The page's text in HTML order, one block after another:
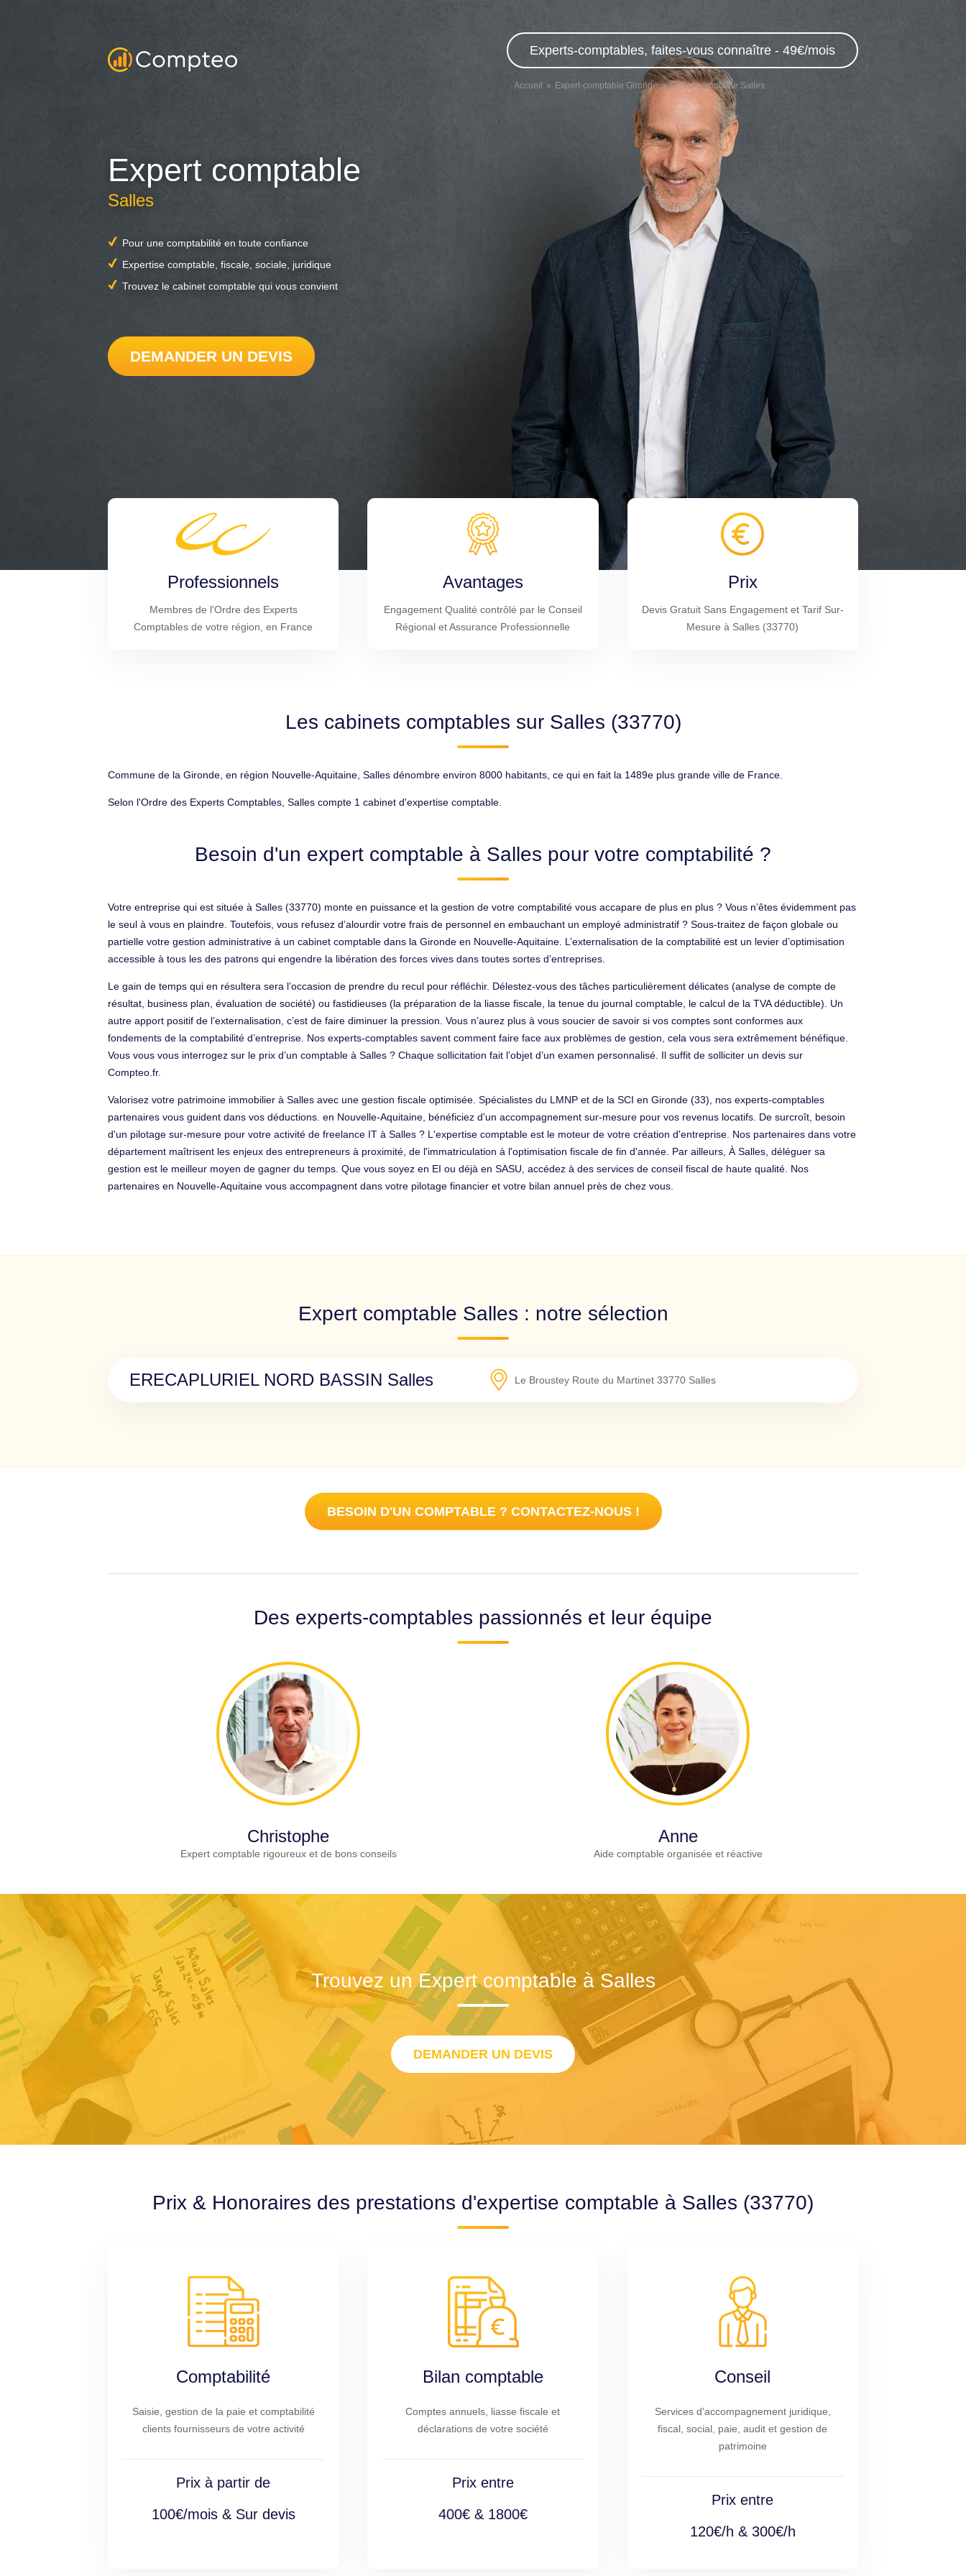
Experts-comptables, faites-vous connaître - 49€/mois
Accueil Expert-comptable Gironde Expert comptable Salles
Expert comptable
Salles
Pour une comptabilité en toute confiance
Expertise comptable, fiscale, sociale, juridique
Trouvez le cabinet comptable qui vous convient
DEMANDER UN DEVIS
Professionnels
Membres de l'Ordre des Experts
Comptables de votre région, en France
Avantages
Engagement Qualité contrôlé par le Conseil
Régional et Assurance Professionnelle
Prix
Devis Gratuit Sans Engagement et Tarif Sur-
Mesure à Salles (33770)
Les cabinets comptables sur Salles (33770)
Commune de la Gironde, en région Nouvelle-Aquitaine, Salles dénombre environ 8000 habitants, ce qui en fait la 1489e plus grande ville de France.
Selon l'Ordre des Experts Comptables, Salles compte 1 cabinet d'expertise comptable.
Besoin d'un expert comptable à Salles pour votre comptabilité ?
Votre entreprise qui est située à Salles (33770) monte en puissance et la gestion de votre comptabilité vous accapare de plus en plus ? Vous n’êtes évidemment pas
le seul à vous en plaindre. Toutefois, vous refusez d’alourdir votre frais de personnel en embauchant un employé administratif ? Sous-traitez de façon globale ou
partielle votre gestion administrative à un cabinet comptable dans la Gironde en Nouvelle-Aquitaine. L’externalisation de la comptabilité est un levier d’optimisation
accessible à tous les des patrons qui engendre la libération des forces vives dans toutes sortes d’entreprises.
Le gain de temps qui en résultera sera l’occasion de prendre du recul pour réfléchir. Délestez-vous des tâches particulièrement délicates (analyse de compte de
résultat, business plan, évaluation de société) ou fastidieuses (la préparation de la liasse fiscale, la tenue du journal comptable, le calcul de la TVA déductible). Un
autre apport positif de l’externalisation, c’est de faire diminuer la pression. Vous n’aurez plus à vous soucier de savoir si vos comptes sont conformes aux
fondements de la comptabilité d’entreprise. Nos experts-comptables savent comment faire face aux problèmes de gestion, cela vous sera extrêmement bénéfique.
Vous vous vous interrogez sur le prix d’un comptable à Salles ? Chaque sollicitation fait l’objet d’un examen personnalisé. Il suffit de solliciter un devis sur
Compteo.fr.
Valorisez votre patrimoine immobilier à Salles avec une gestion fiscale optimisée. Spécialistes du LMNP et de la SCI en Gironde (33), nos experts-comptables
partenaires vous guident dans vos déductions. en Nouvelle-Aquitaine, bénéficiez d'un accompagnement sur-mesure pour vos revenus locatifs. De surcroît, besoin
d'un pilotage sur-mesure pour votre activité de freelance IT à Salles ? L'expertise comptable est le moteur de votre création d'entreprise. Nos partenaires dans votre
département maîtrisent les enjeux des entrepreneurs à proximité, de l'immatriculation à l'optimisation fiscale de fin d'année. Par ailleurs, À Salles, déléguer sa
gestion est le meilleur moyen de gagner du temps. Que vous soyez en EI ou déjà en SASU, accédez à des services de conseil fiscal de haute qualité. Nos
partenaires en Nouvelle-Aquitaine vous accompagnent dans votre pilotage financier et votre bilan annuel près de chez vous.
Expert comptable Salles : notre sélection
ERECAPLURIEL NORD BASSIN Salles Le Broustey Route du Martinet 33770 Salles
BESOIN D'UN COMPTABLE ? CONTACTEZ-NOUS !
Des experts-comptables passionnés et leur équipe
Christophe
Expert comptable rigoureux et de bons conseils
Anne
Aide comptable organisée et réactive
Trouvez un Expert comptable à Salles
DEMANDER UN DEVIS
Prix & Honoraires des prestations d'expertise comptable à Salles (33770)
Comptabilité
Saisie, gestion de la paie et comptabilité
clients fournisseurs de votre activité
Prix à partir de
100€/mois & Sur devis
Bilan comptable
Comptes annuels, liasse fiscale et
déclarations de votre société
Prix entre
400€ & 1800€
Conseil
Services d'accompagnement juridique,
fiscal, social, paie, audit et gestion de
patrimoine
Prix entre
120€/h & 300€/h